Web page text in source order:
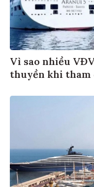
Vì sao nhiều
thuyền khi tham